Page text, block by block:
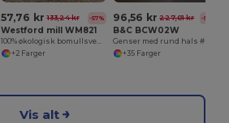
57,76 kr 133,24 kr -57%
Westford mill WM821
100% økologisk bomullsveske
+2 Farger
96,56 kr 227,01 kr -57%
B&C BCW02W
+35 Farger
Vis alt